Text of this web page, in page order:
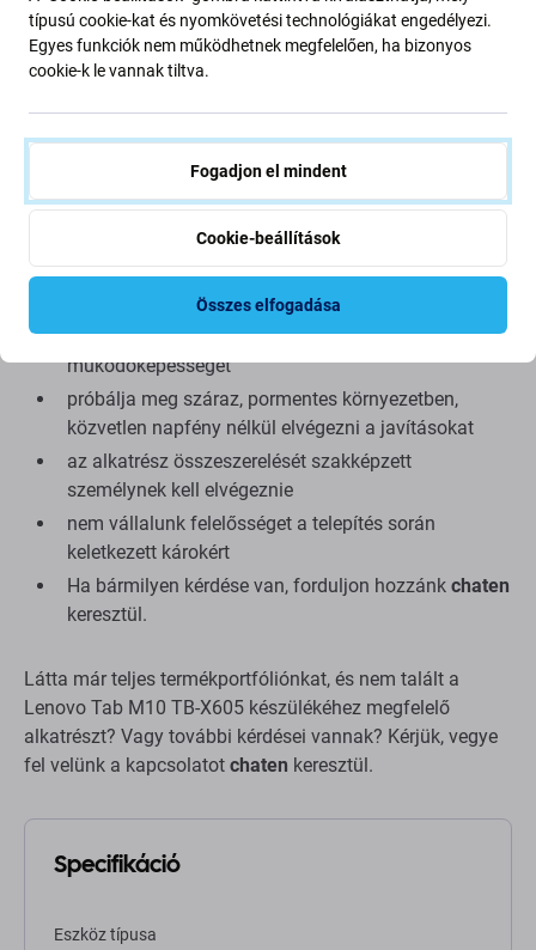
minimális eltéréseket mutathat a funkcionalitásban, a
minőségben vagy a megjelenésben. Ha többet szeretne
megtudni a minőségről, olvassa el blogunkat, ahol
kínálatunkban megtalálható speciális szerszámok
szükségesek az össze- és szétszereléshez
összeszerelés közben ügyeljen a csatlakozók
törékeny részeire
összeszerelés előtt tesztelje az alkatrész
működőképességét
próbálja meg száraz, pormentes környezetben,
közvetlen napfény nélkül elvégezni a javításokat
az alkatrész összeszerelését szakképzett
személynek kell elvégeznie
nem vállalunk felelősséget a telepítés során
keletkezett károkért
Ha bármilyen kérdése van, forduljon hozzánk chaten
keresztül.
Látta már teljes termékportfóliónkat, és nem talált a
Lenovo Tab M10 TB-X605 készülékéhez megfelelő
alkatrészt? Vagy további kérdései vannak? Kérjük, vegye
fel velünk a kapcsolatot chaten keresztül.
Specifikáció
Eszköz típusa
típusú cookie-kat és nyomkövetési technológiákat engedélyezi.
Egyes funkciók nem működhetnek megfelelően, ha bizonyos
cookie-k le vannak tiltva.
Fogadjon el mindent
Cookie-beállítások
Összes elfogadása